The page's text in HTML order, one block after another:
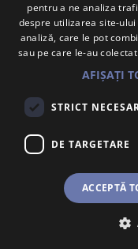
Cum se livrează?
Despre noi
Personalități produse
pentru a ne analiza
despre utilizarea site-
analiză, care le pot
sau pe care le-au
AFIȘAȚI
STRICT
DE TARGETARE
ACCEPTĂ